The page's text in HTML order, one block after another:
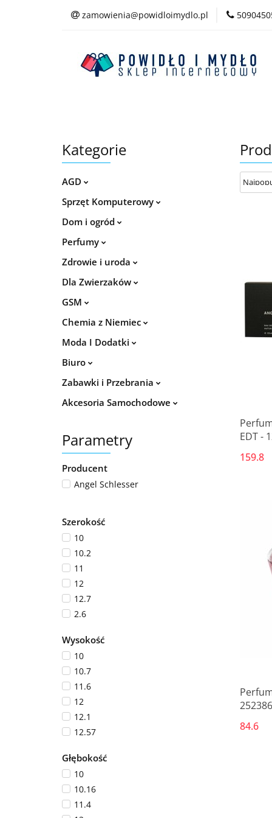
zamowienia@powidloimydlo.pl
Kategorie
AGD
Sprzęt Komputerowy
Dom i ogród
Perfumy
Zdrowie i uroda
Dla Zwierzaków
GSM
Chemia z Niemiec
Moda I Dodatki
Biuro
Zabawki i Przebrania
Akcesoria Samochodowe
Parametry
Producent
Angel Schlesser
Szerokość
10
10.2
11
12
12.7
2.6
22.2
3
3.1
3.81
4
5.5
50
6.5
6.7
7
7.01
Wysokość
10
10.7
11.6
12
12.1
12.57
13.62
13.7
14.09
14.1
Głębokość
10
10.16
11.4
EDT -
159.8
84.6